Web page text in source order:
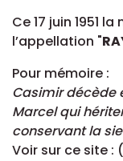
Ce 17 juin 1951
l’appellation "
Pour mémoire :
Casimir décède
Marcel qui
conservant la
Voir sur ce site :